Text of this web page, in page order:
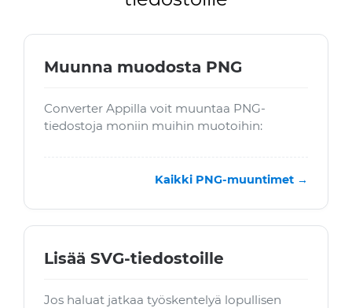
Muunna muodosta PNG
Converter Appilla voit muuntaa PNG-
tiedostoja moniin muihin muotoihin:
Kaikki PNG-muuntimet →
Lisää SVG-tiedostoille
Jos haluat jatkaa työskentelyä lopullisen